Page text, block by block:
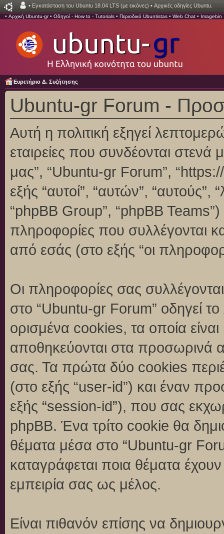
• Εγκατάσταση του Ubuntu 18.04 LTS (με εικόνες) • Αρχικές οδηγίες Ubuntu.
• Αρχική Ubuntu-gr• Οδηγοί - How to - Tutorials • Περιοδικό Ubuntistas • Web Chat • Imagebin
Ευρετήριο Δ. Συζήτησης
Ubuntu-gr Forum -
Αυτή η πολιτική εξηγεί
εταιρείες που συνδέονται στενά
μας”, “Ubuntu-gr Forum”,
εξής “αυτοί”, “αυτών”,
“phpBB Group”, “phpBB
πληροφορίες που συλλέγονται
από εσάς (στο εξής “οι
Οι πληροφορίες σας
στο “Ubuntu-gr Forum” οδηγεί
ορισμένα cookies, τα οποία
αποθηκεύονται στα προσωρινά
σας. Τα πρώτα δύο cookies
(στο εξής “user-id”) και έναν
εξής “session-id”), που σας
phpBB. Ένα τρίτο cookie θα
θέματα μέσα στο “Ubuntu-gr
καταγράφεται ποια θέματα
εμπειρία σας ως μέλος.
Είναι πιθανόν επίσης να